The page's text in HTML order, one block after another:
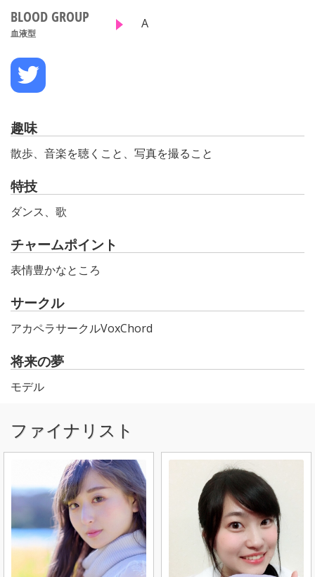
BLOOD GROUP
血液型
A
趣味
散歩、音楽を聴くこと、写真を撮ること
特技
ダンス、歌
チャームポイント
表情豊かなところ
サークル
アカペラサークルVoxChord
将来の夢
モデル
ファイナリスト